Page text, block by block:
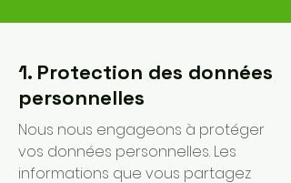
1. Protection des données
personnelles
Nous nous engageons à protéger
vos données personnelles. Les
informations que vous partagez